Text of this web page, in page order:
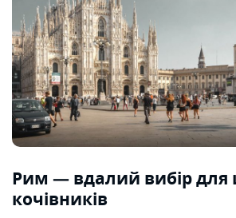
Рим — вдалий вибір для
кочівників